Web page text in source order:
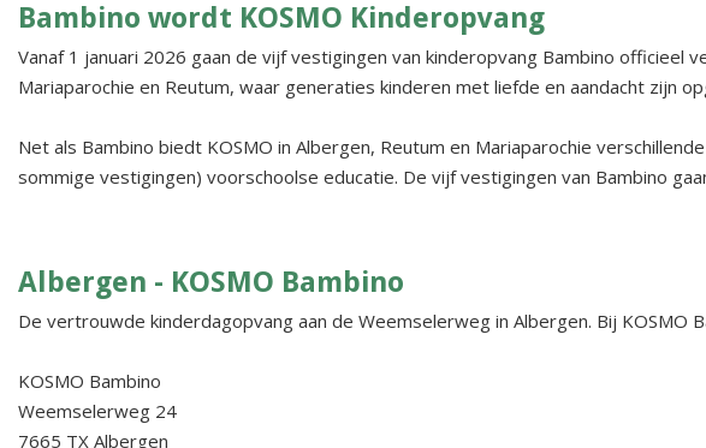
Bambino wordt KOSMO Kinderopvang
Vanaf 1 januari 2026 gaan de vijf vestigingen van kinderopvang Bambino officieel
Mariaparochie en Reutum, waar generaties kinderen met liefde en aandacht zijn
Net als Bambino biedt KOSMO in Albergen, Reutum en Mariaparochie
sommige vestigingen) voorschoolse educatie. De vijf vestigingen van Bambino
Albergen - KOSMO Bambino
De vertrouwde kinderdagopvang aan de Weemselerweg in Albergen. Bij KOSMO
KOSMO Bambino
Weemselerweg 24
7665 TX Albergen